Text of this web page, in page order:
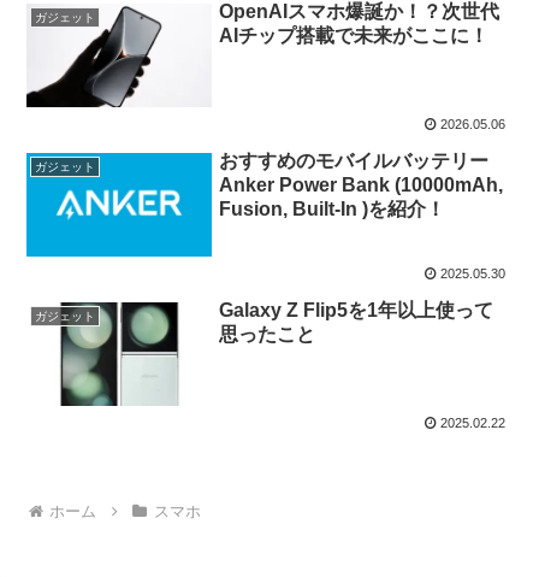
ガジェット
OpenAIスマホ爆誕か！？次世代
AIチップ搭載で未来がここに！
2026.05.06
ガジェット
おすすめのモバイルバッテリー
Anker Power Bank (10000mAh,
Fusion, Built-In )を紹介！
2025.05.30
ガジェット
Galaxy Z Flip5を1年以上使って
思ったこと
2025.02.22
ホーム スマホ